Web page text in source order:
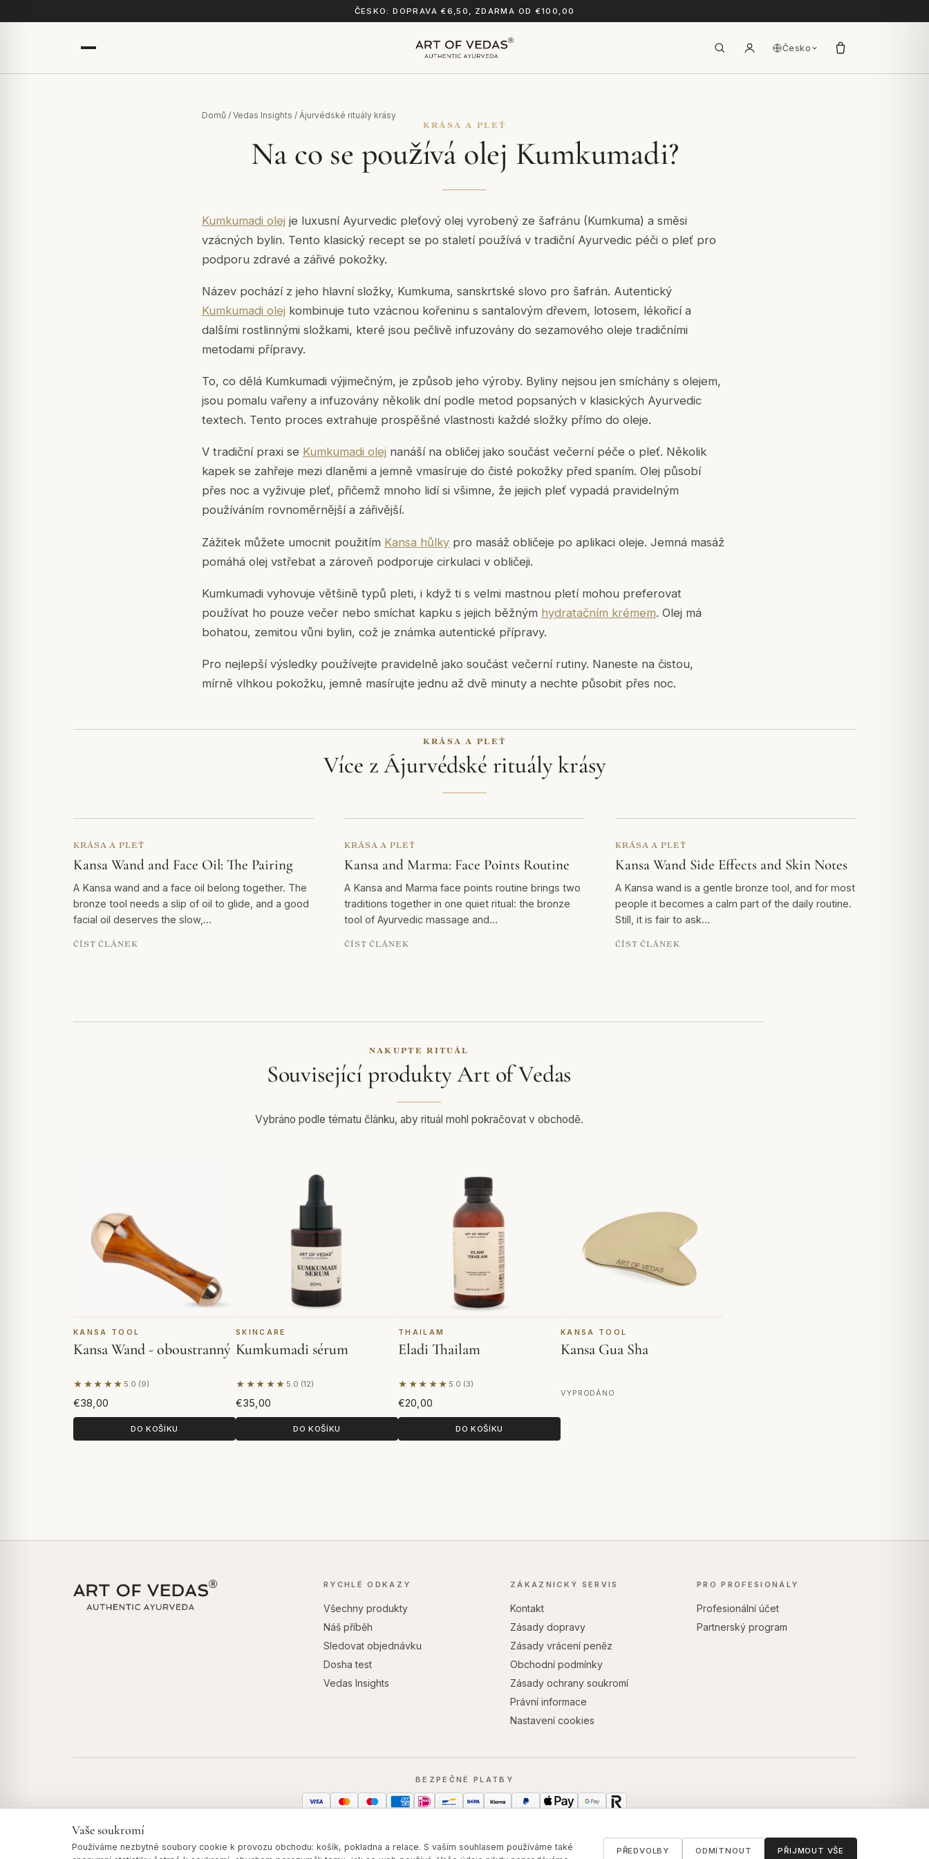
ČESKO: DOPRAVA €6,50, ZDARMA OD €100,00
Česko
Domů / Vedas Insights / Ájurvédské rituály krásy
KRÁSA A PLEŤ
Na co se používá olej Kumkumadi?
Kumkumadi olej je luxusní Ayurvedic pleťový olej vyrobený ze šafránu (Kumkuma) a směsi
vzácných bylin. Tento klasický recept se po staletí používá v tradiční Ayurvedic péči o pleť pro
podporu zdravé a zářivé pokožky.
Název pochází z jeho hlavní složky, Kumkuma, sanskrtské slovo pro šafrán. Autentický
Kumkumadi olej kombinuje tuto vzácnou kořeninu s santalovým dřevem, lotosem, lékořicí a
dalšími rostlinnými složkami, které jsou pečlivě infuzovány do sezamového oleje tradičními
metodami přípravy.
To, co dělá Kumkumadi výjimečným, je způsob jeho výroby. Byliny nejsou jen smíchány s olejem,
jsou pomalu vařeny a infuzovány několik dní podle metod popsaných v klasických Ayurvedic
textech. Tento proces extrahuje prospěšné vlastnosti každé složky přímo do oleje.
V tradiční praxi se Kumkumadi olej nanáší na obličej jako součást večerní péče o pleť. Několik
kapek se zahřeje mezi dlaněmi a jemně vmasíruje do čisté pokožky před spaním. Olej působí
přes noc a vyživuje pleť, přičemž mnoho lidí si všimne, že jejich pleť vypadá pravidelným
používáním rovnoměrnější a zářivější.
Zážitek můžete umocnit použitím Kansa hůlky pro masáž obličeje po aplikaci oleje. Jemná masáž
pomáhá olej vstřebat a zároveň podporuje cirkulaci v obličeji.
Kumkumadi vyhovuje většině typů pleti, i když ti s velmi mastnou pletí mohou preferovat
používat ho pouze večer nebo smíchat kapku s jejich běžným hydratačním krémem. Olej má
bohatou, zemitou vůni bylin, což je známka autentické přípravy.
Pro nejlepší výsledky používejte pravidelně jako součást večerní rutiny. Naneste na čistou,
mírně vlhkou pokožku, jemně masírujte jednu až dvě minuty a nechte působit přes noc.
KRÁSA A PLEŤ
Více z Ájurvédské rituály krásy
KRÁSA A PLEŤ
Kansa Wand and Face Oil: The Pairing
A Kansa wand and a face oil belong together. The
bronze tool needs a slip of oil to glide, and a good
facial oil deserves the slow,…
ČÍST ČLÁNEK
KRÁSA A PLEŤ
Kansa and Marma: Face Points Routine
A Kansa and Marma face points routine brings two
traditions together in one quiet ritual: the bronze
tool of Ayurvedic massage and…
ČÍST ČLÁNEK
KRÁSA A PLEŤ
Kansa Wand Side Effects and Skin Notes
A Kansa wand is a gentle bronze tool, and for most
people it becomes a calm part of the daily routine.
Still, it is fair to ask…
ČÍST ČLÁNEK
NAKUPTE RITUÁL
Související produkty Art of Vedas
Vybráno podle tématu článku, aby rituál mohl pokračovat v obchodě.
KANSA TOOL
Kansa Wand - oboustranný
★★★★★ 5.0 (9)
Na základě 9 hodnocení
€38,00
DO KOŠÍKU
SKINCARE
Kumkumadi sérum
★★★★★ 5.0 (12)
Na základě 12 hodnocení
€35,00
DO KOŠÍKU
THAILAM
Eladi Thailam
★★★★★ 5.0 (3)
Na základě 3 hodnocení
€20,00
DO KOŠÍKU
KANSA TOOL
Kansa Gua Sha
VYPRODÁNO
RYCHLÉ ODKAZY
Všechny produkty
Náš příběh
Sledovat objednávku
Dosha test
Vedas Insights
ZÁKAZNICKÝ SERVIS
Kontakt
Zásady dopravy
Zásady vrácení peněz
Obchodní podmínky
Zásady ochrany soukromí
Právní informace
Nastavení cookies
PRO PROFESIONÁLY
Profesionální účet
Partnerský program
BEZPEČNÉ PLATBY
Vaše soukromí
Používáme nezbytné soubory cookie k provozu obchodu: košík, pokladna a relace. S vaším souhlasem používáme také
PŘEDVOLBY ODMÍTNOUT PŘIJMOUT VŠE